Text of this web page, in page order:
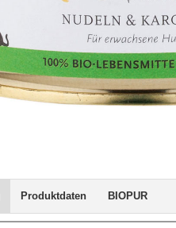
Produktdaten BIOPUR